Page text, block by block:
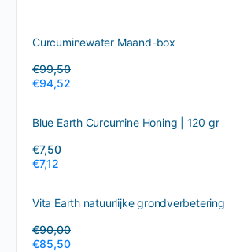
Curcuminewater Maand-box
€99,50
€94,52
Blue Earth Curcumine Honing | 120 gr
€7,50
€7,12
Vita Earth natuurlijke grondverbetering
€90,00
€85,50